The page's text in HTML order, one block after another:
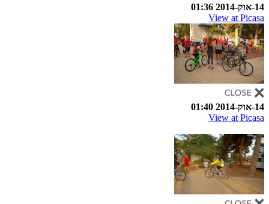
14-אוק-2014 01:36
View at Picasa
14-אוק-2014 01:40
View at Picasa